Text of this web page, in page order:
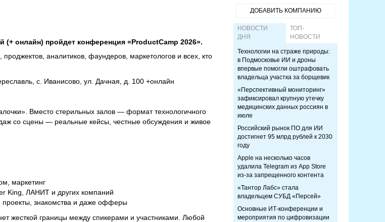
(+ онлайн) пройдет конференция «ProductCamp 2026».
аналитиков, фаундеров, маркетологов и всех, кто
с. Иванисово, ул. Дачная, д. 100 +онлайн
Вместо стерильных залов — формат технологичного
со сцены — реальные кейсы, честные обсуждения и живое
маркетинг
King, ЛАНИТ и других компаний
проекты, знакомства и даже офферы
жесткой границы между спикерами и участниками. Любой
ДОБАВИТЬ КОМПАНИЮ
НОВОСТИ
ДНЯ
ТОП-
НОВОСТИ
Технологии на страже природы:
в Подмосковье ИИ и дроны
впервые помогли оштрафовать
владельца участка за борщевик
«Перспективный мониторинг»
зафиксировал крупную утечку
медицинских данных россиян в
июле
Российский рынок ПО для ИИ
достигнет 95 млрд рублей к 2030
году
Apple на несколько часов
удалила Telegram из App Store
из-за запрещенного контента
«Тантор Лабс» стала
владельцем СУБД «Персей»
Основные ИТ-конференции и
мероприятия по цифровизации